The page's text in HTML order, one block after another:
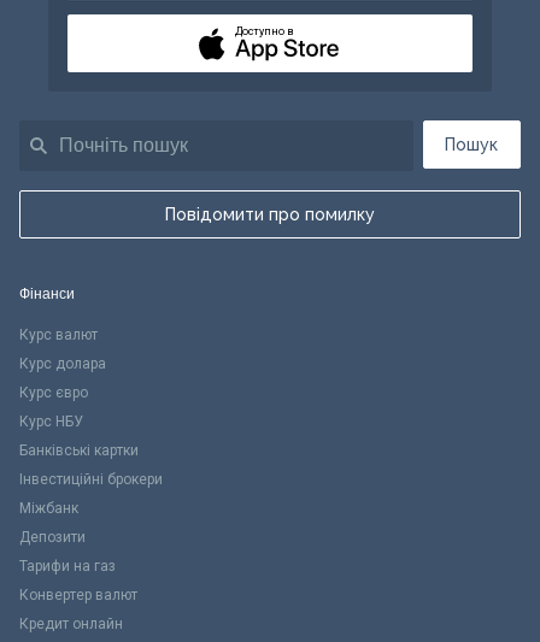
Пошук
Повідомити про помилку
Доступно в
Фінанси
Курс валют
Курс долара
Курс євро
Курс НБУ
Банківські картки
Інвестиційні брокери
Міжбанк
Депозити
Тарифи на газ
Конвертер валют
Кредит онлайн